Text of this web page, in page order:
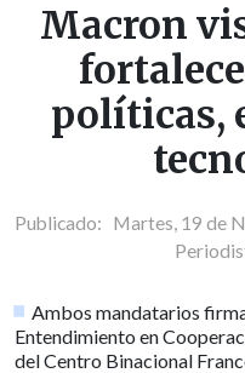
Macron
políticas,
Publicado: Martes, 19 de
Ambos mandatarios
Entendimiento en
del Centro Binacional